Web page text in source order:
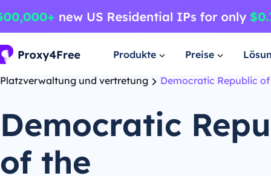
Produkte Preise
Platzverwaltung und vertretung Democratic Republic
Democratic
of the